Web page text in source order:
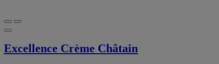
Excellence Crème Châtain